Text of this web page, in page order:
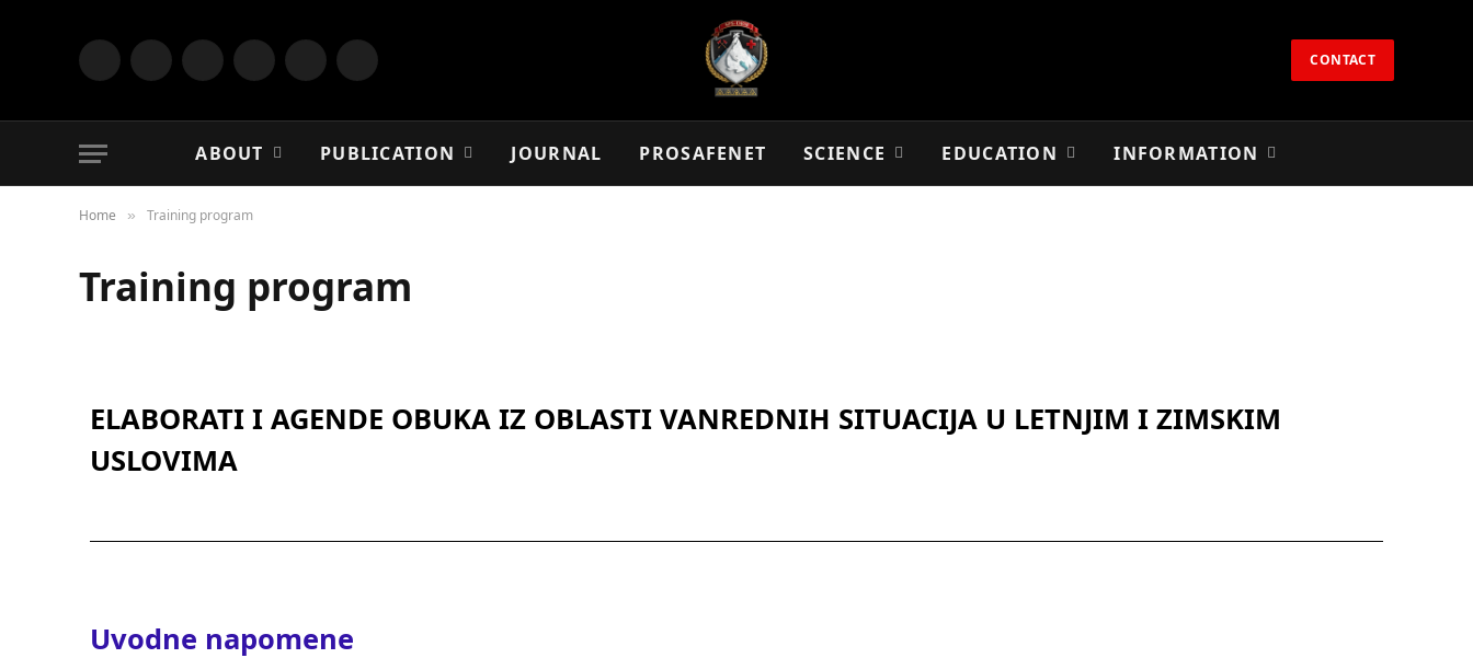
Facebook Instagram YouTube LinkedIn TikTok CONTACT
ABOUT PUBLICATION JOURNAL PROSAFENET SCIENCE EDUCATION INFORMATION
Home » Training program
Training program
ELABORATI I AGENDE OBUKA IZ OBLASTI VANREDNIH SITUACIJA U LETNJIM I ZIMSKIM
USLOVIMA
Uvodne napomene